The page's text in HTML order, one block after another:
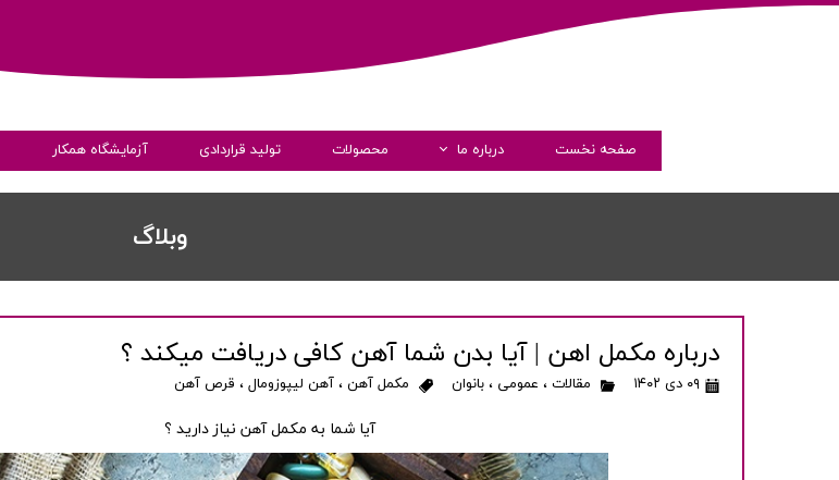
صفحه نخست درباره ما
پیام مدیرعامل
شرکت های همکار
محصولات تولید قراردادی آزمایشگاه همکار
​​وبلاگ
درباره مکمل اهن | آیا بدن شما آهن کافی دریافت میکند ؟
۰۹ دی ۱۴۰۲ مقالات ، عمومی ، بانوان مکمل آهن ، آهن لیپوزومال ، قرص آهن
آیا شما به مکمل آهن نیاز دارید ؟